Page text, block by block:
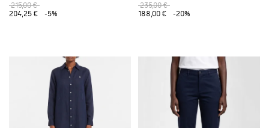
215,00 €
204,25 €
-5%
235,00 €
188,00 €
-20%